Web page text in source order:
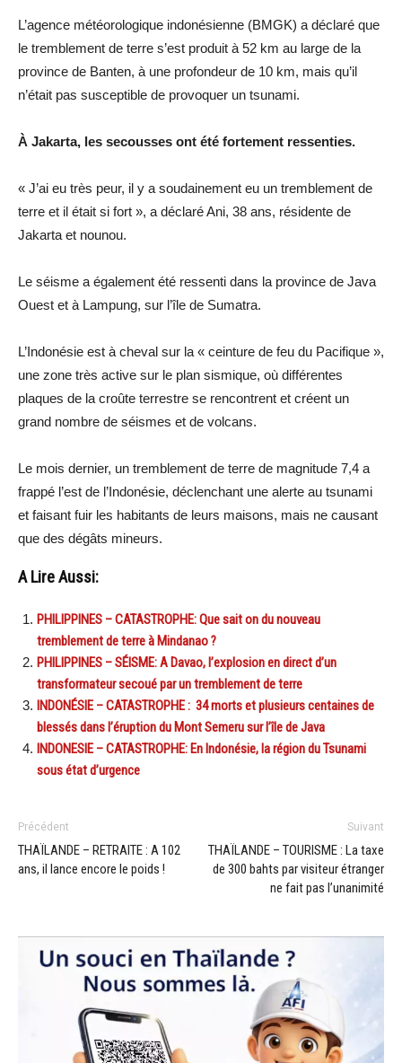
L’agence météorologique indonésienne (BMGK) a déclaré que
le tremblement de terre s’est produit à 52 km au large de la
province de Banten, à une profondeur de 10 km, mais qu’il
n’était pas susceptible de provoquer un tsunami.
À Jakarta, les secousses ont été fortement ressenties.
« J’ai eu très peur, il y a soudainement eu un tremblement de
terre et il était si fort », a déclaré Ani, 38 ans, résidente de
Jakarta et nounou.
Le séisme a également été ressenti dans la province de Java
Ouest et à Lampung, sur l’île de Sumatra.
L’Indonésie est à cheval sur la « ceinture de feu du Pacifique »,
une zone très active sur le plan sismique, où différentes
plaques de la croûte terrestre se rencontrent et créent un
grand nombre de séismes et de volcans.
Le mois dernier, un tremblement de terre de magnitude 7,4 a
frappé l’est de l’Indonésie, déclenchant une alerte au tsunami
et faisant fuir les habitants de leurs maisons, mais ne causant
que des dégâts mineurs.
A Lire Aussi:
PHILIPPINES – CATASTROPHE: Que sait on du nouveau
tremblement de terre à Mindanao ?
PHILIPPINES – SÉISME: A Davao, l’explosion en direct d’un
transformateur secoué par un tremblement de terre
INDONÉSIE – CATASTROPHE : 34 morts et plusieurs centaines de
blessés dans l’éruption du Mont Semeru sur l’île de Java
INDONESIE – CATASTROPHE: En Indonésie, la région du Tsunami
sous état d’urgence
Précédent
THAÏLANDE – RETRAITE : A 102
ans, il lance encore le poids !
Suivant
THAÏLANDE – TOURISME : La taxe
de 300 bahts par visiteur étranger
ne fait pas l’unanimité